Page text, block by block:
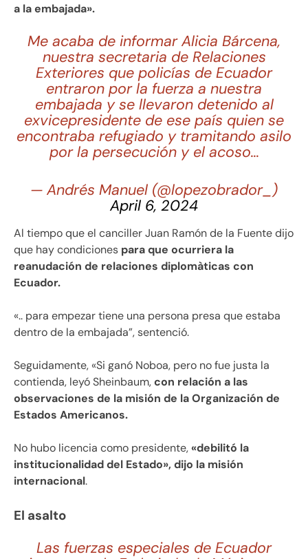
a la embajada».
Me acaba de informar Alicia Bárcena,
nuestra secretaria de Relaciones
Exteriores que policías de Ecuador
entraron por la fuerza a nuestra
embajada y se llevaron detenido al
exvicepresidente de ese país quien se
encontraba refugiado y tramitando asilo
por la persecución y el acoso…
— Andrés Manuel (@lopezobrador_)
April 6, 2024
Al tiempo que el canciller Juan Ramón de la Fuente dijo
que hay condiciones para que ocurriera la
reanudación de relaciones diplomàticas con
Ecuador.
«.. para empezar tiene una persona presa que estaba
dentro de la embajada”, sentenció.
Seguidamente, «Si ganó Noboa, pero no fue justa la
contienda, leyó Sheinbaum,con relación a las
observaciones de la misión de la Organización de
Estados Americanos.
No hubo licencia como presidente,«debilitó la
institucionalidad del Estado», dijo la misión
internacional.
El asalto
Las fuerzas especiales de Ecuador